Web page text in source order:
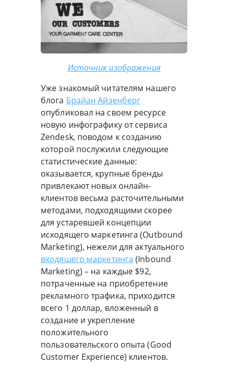
Источник изображения
Уже знакомый читателям нашего
блога Брайан Айзенберг
опубликовал на своем ресурсе
новую инфографику от сервиса
Zendesk, поводом к созданию
которой послужили следующие
статистические данные:
оказывается, крупные бренды
привлекают новых онлайн-
клиентов весьма расточительными
методами, подходящими скорее
для устаревшей концепции
исходящего маркетинга (Outbound
Marketing), нежели для актуального
входящего маркетинга (Inbound
Marketing) – на каждые $92,
потраченные на приобретение
рекламного трафика, приходится
всего 1 доллар, вложенный в
создание и укрепление
положительного
пользовательского опыта (Good
Customer Experience) клиентов.